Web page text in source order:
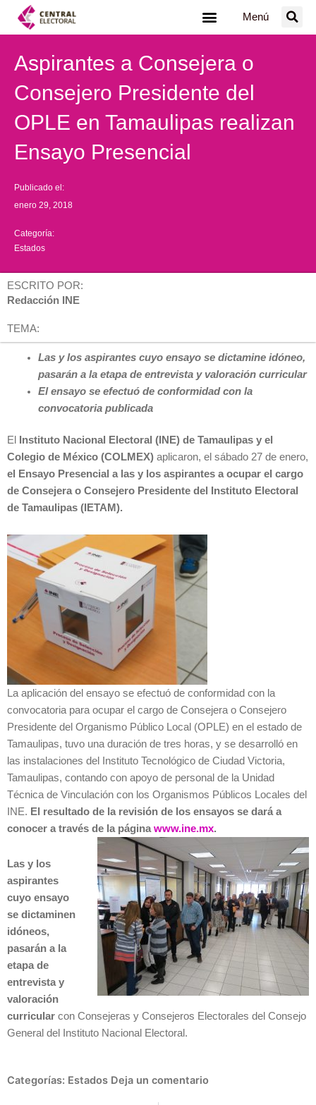
Menú
Aspirantes a Consejera o
Consejero Presidente del
OPLE en Tamaulipas realizan
Ensayo Presencial
Publicado el:
enero 29, 2018
Categoría:
Estados
ESCRITO POR:
Redacción INE
TEMA:
Las y los aspirantes cuyo ensayo se dictamine idóneo,
pasarán a la etapa de entrevista y valoración curricular
El ensayo se efectuó de conformidad con la
convocatoria publicada
El
Instituto Nacional Electoral (INE) de Tamaulipas y el
Colegio de México (COLMEX) aplicaron, el sábado 27 de enero,
el Ensayo Presencial a las y los aspirantes a ocupar el cargo
de Consejera o Consejero Presidente del Instituto Electoral
de Tamaulipas (IETAM).
La aplicación del ensayo se efectuó de conformidad con la
convocatoria para ocupar el cargo de Consejera o Consejero
Presidente del Organismo Público Local (OPLE) en el estado de
Tamaulipas, tuvo una duración de tres horas, y se desarrolló en
las instalaciones del Instituto Tecnológico de Ciudad Victoria,
Tamaulipas, contando con apoyo de personal de la Unidad
Técnica de Vinculación con los Organismos Públicos Locales del
INE. El resultado de la revisión de los ensayos se dará a
conocer a través de la página www.ine.mx.
Las y los
aspirantes
cuyo ensayo
se dictaminen
idóneos,
pasarán a la
etapa de
entrevista y
valoración
curricular con Consejeras y Consejeros Electorales del Consejo
General del Instituto Nacional Electoral.
Categorías: Estados Deja un comentario